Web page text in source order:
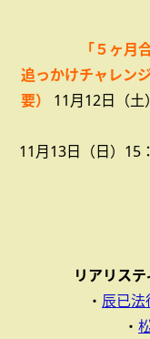
「５ヶ月
追っかけチャレン
要）
11月12日（
11月13日（日）
リアリス
・ 辰已
・